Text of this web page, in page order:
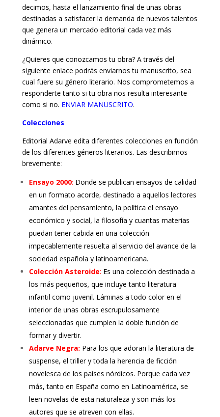
decimos, hasta el lanzamiento final de unas obras
destinadas a satisfacer la demanda de nuevos talentos
que genera un mercado editorial cada vez más
dinámico.
¿Quieres que conozcamos tu obra? A través del
siguiente enlace podrás enviarnos tu manuscrito, sea
cual fuere su género literario. Nos comprometemos a
responderte tanto si tu obra nos resulta interesante
como si no. ENVIAR MANUSCRITO.
Colecciones
Editorial Adarve edita diferentes colecciones en función
de los diferentes géneros literarios. Las describimos
brevemente:
Ensayo 2000: Donde se publican ensayos de calidad
en un formato acorde, destinado a aquellos lectores
amantes del pensamiento, la política el ensayo
económico y social, la filosofía y cuantas materias
puedan tener cabida en una colección
impecablemente resuelta al servicio del avance de la
sociedad española y latinoamericana.
Colección Asteroide: Es una colección destinada a
los más pequeños, que incluye tanto literatura
infantil como juvenil. Láminas a todo color en el
interior de unas obras escrupulosamente
seleccionadas que cumplen la doble función de
formar y divertir.
Adarve Negra: Para los que adoran la literatura de
suspense, el triller y toda la herencia de ficción
novelesca de los países nórdicos. Porque cada vez
más, tanto en España como en Latinoamérica, se
leen novelas de esta naturaleza y son más los
autores que se atreven con ellas.